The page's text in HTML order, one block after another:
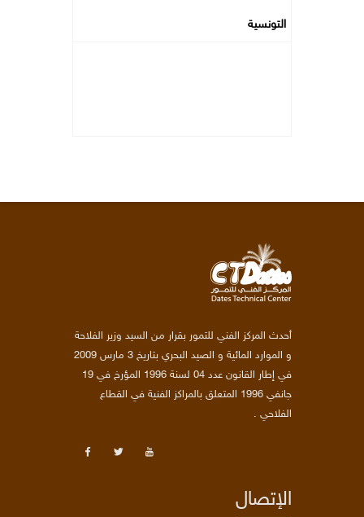
التونسية
أحدث المركز الفني للتمور بقرار من السيد وزير الفلاحة
و الموارد المائية و الصيد البحري بتاريخ 3 مارس 2009
في إطار القانون عدد 04 لسنة 1996 المؤرخ في 19
جانفي 1996 المتعلق بالمراكز الفنية في القطاع
الفلاحي .
الإتصال